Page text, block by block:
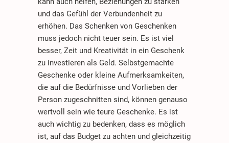
und das Gefühl der Verbundenheit zu
erhöhen. Das Schenken von Geschenken
muss jedoch nicht teuer sein. Es ist viel
besser, Zeit und Kreativität in ein Geschenk
zu investieren als Geld. Selbstgemachte
Geschenke oder kleine Aufmerksamkeiten,
die auf die Bedürfnisse und Vorlieben der
Person zugeschnitten sind, können genauso
wertvoll sein wie teure Geschenke. Es ist
auch wichtig zu bedenken, dass es möglich
ist, auf das Budget zu achten und gleichzeitig